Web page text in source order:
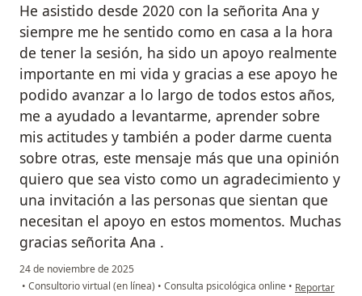
He asistido desde 2020 con la señorita Ana y
siempre me he sentido como en casa a la hora
de tener la sesión, ha sido un apoyo realmente
importante en mi vida y gracias a ese apoyo he
podido avanzar a lo largo de todos estos años,
me a ayudado a levantarme, aprender sobre
mis actitudes y también a poder darme cuenta
sobre otras, este mensaje más que una opinión
quiero que sea visto como un agradecimiento y
una invitación a las personas que sientan que
necesitan el apoyo en estos momentos. Muchas
gracias señorita Ana .
24 de noviembre de 2025
• Consultorio virtual (en línea) • Consulta psicológica online • en opinión del
Reportar